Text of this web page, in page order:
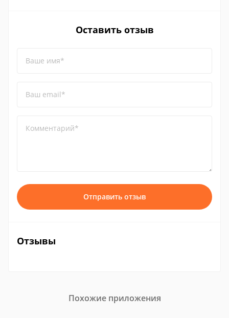
Оставить отзыв
Ваше имя*
Ваш email*
Комментарий*
Отправить отзыв
Отзывы
Похожие приложения